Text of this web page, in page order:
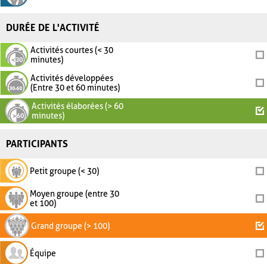
DURÉE DE L'ACTIVITÉ
Activités courtes (< 30
minutes)
Activités développées
(Entre 30 et 60 minutes)
Activités élaborées (> 60
minutes)
PARTICIPANTS
Petit groupe (< 30)
Moyen groupe (entre 30
et 100)
Grand groupe (> 100)
Équipe